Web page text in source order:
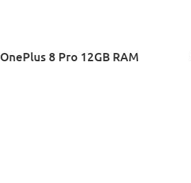
OnePlus 8 Pro 12GB RAM